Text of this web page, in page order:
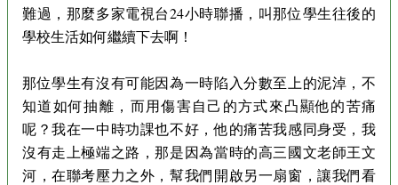
難過，那麼多家電視台24小時聯播，叫那位學生往後的
學校生活如何繼續下去啊！
那位學生有沒有可能因為一時陷入分數至上的泥淖，不
知道如何抽離，而用傷害自己的方式來凸顯他的苦痛
呢？我在一中時功課也不好，他的痛苦我感同身受，我
沒有走上極端之路，那是因為當時的高三國文老師王文
河，在聯考壓力之外，幫我們開啟另一扇窗，讓我們看